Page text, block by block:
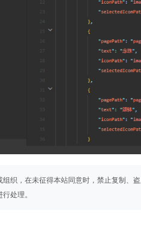
织，在未征得本站同意时，禁止复制、
处理。